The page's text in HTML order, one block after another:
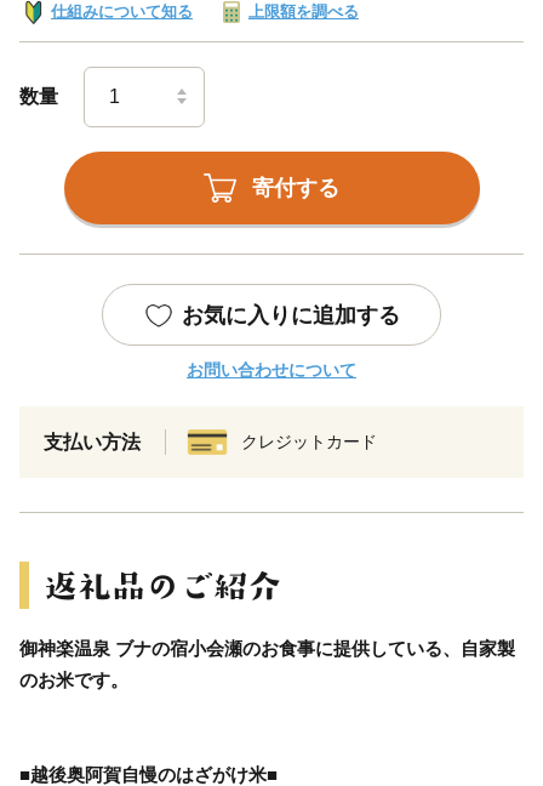
仕組みについて知る 上限額を調べる
数量
寄付する
お気に入りに追加する
お問い合わせについて
支払い方法 クレジットカード
御神楽温泉 ブナの宿小会瀬のお食事に提供している、自家製
のお米です。
■越後奥阿賀自慢のはざがけ米■